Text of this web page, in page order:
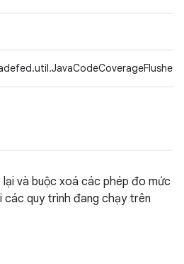
và buộc xoá các phép đo mức
các quy trình đang chạy trên